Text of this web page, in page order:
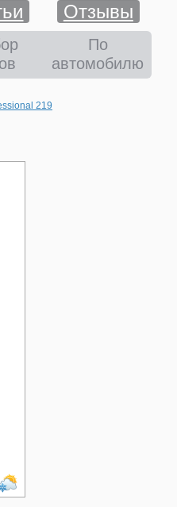
Отзывы
По
автомобилю
219